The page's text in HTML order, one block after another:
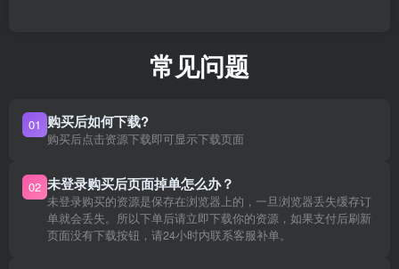
常见问题
01 购买后如何下载?
购买后点击资源下载即可显示下载页面
02 未登录购买后页面掉单怎么办？
未登录购买的资源是保存在浏览器上的，一旦浏览器丢失缓存订
单就会丢失。所以下单后请立即下载你的资源，如果支付后刷新
页面没有下载按钮，请24小时内联系客服补单。